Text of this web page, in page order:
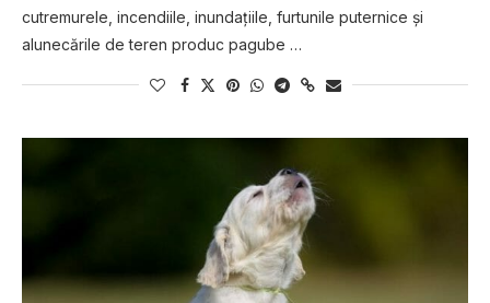
cutremurele, incendiile, inundațiile, furtunile puternice și
alunecările de teren produc pagube …